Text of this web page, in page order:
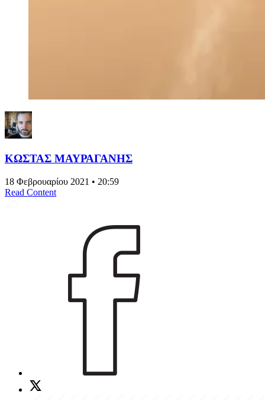
ΚΩΣΤΑΣ ΜΑΥΡΑΓΑΝΗΣ
18 Φεβρουαρίου 2021 • 20:59
Read Content